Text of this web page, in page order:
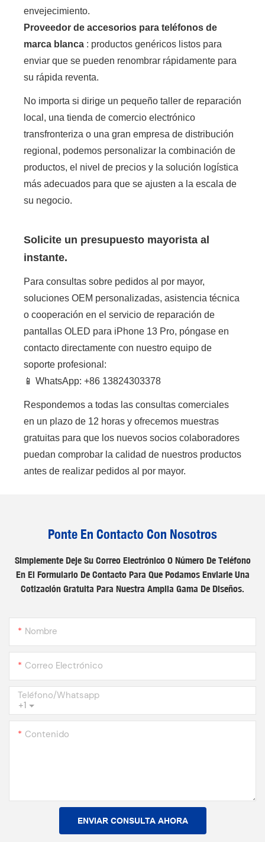
envejecimiento.
Proveedor de accesorios para teléfonos de
marca blanca : productos genéricos listos para
enviar que se pueden renombrar rápidamente para
su rápida reventa.
No importa si dirige un pequeño taller de reparación
local, una tienda de comercio electrónico
transfronteriza o una gran empresa de distribución
regional, podemos personalizar la combinación de
productos, el nivel de precios y la solución logística
más adecuados para que se ajusten a la escala de
su negocio.
Solicite un presupuesto mayorista al
instante.
Para consultas sobre pedidos al por mayor,
soluciones OEM personalizadas, asistencia técnica
o cooperación en el servicio de reparación de
pantallas OLED para iPhone 13 Pro, póngase en
contacto directamente con nuestro equipo de
soporte profesional:
📱 WhatsApp: +86 13824303378
Respondemos a todas las consultas comerciales
en un plazo de 12 horas y ofrecemos muestras
gratuitas para que los nuevos socios colaboradores
puedan comprobar la calidad de nuestros productos
antes de realizar pedidos al por mayor.
Ponte En Contacto Con Nosotros
Simplemente Deje Su Correo Electrónico O Número De Teléfono
En El Formulario De Contacto Para Que Podamos Enviarle Una
Cotización Gratuita Para Nuestra Amplia Gama De Diseños.
Nombre
Correo Electrónico
+1
Teléfono/whatsapp
Contenido
ENVIAR CONSULTA AHORA